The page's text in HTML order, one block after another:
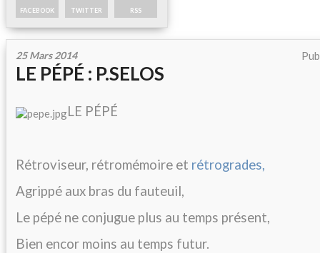
FACEBOOK TWITTER RSS
25 Mars 2014
LE PÉPÉ : P.SELOS
LE PÉPÉ
Rétroviseur, rétromémoire et rétrogrades,
Agrippé aux bras du fauteuil,
Le pépé ne conjugue plus au temps présent,
Bien encor moins au temps futur.